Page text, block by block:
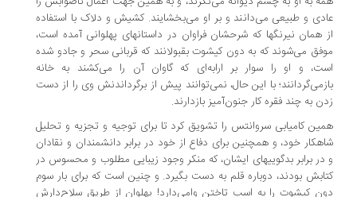
و طبیعی می‌دانند و بر او می‌بخشایند. کشیش و دلاک با استفاده
همان نیرنگها که شرحشان فراوان در داستانهای پهلوانی آمده است،
می‌شوند که به دون کیشوت بقبولانند که قربانی سحر و جادو شده
و او را سوار بر ارابه‌ای که گاوان آن را می‌کشند به خانه
با این حال، نمی‌توانند پیش از برگرداندنش وی را از دست
به چند فقره کار جنون‌آمیز بازدارند.
کامیابی سروانتس را تشویق کرد تا برای توجیه و تجزیه و تحلیل
خود، و همچنین برای دفاع از خود در برابر دانشمندان و نقادان
برابر بدگوییهای ایشان، که منکر وجود زیبایی مطلوب و محسوس در
بودند، دوباره قلم به دست بگیرد. و چنین است که برای بار سوم
کیشوت را به اسب تاختن وامی‌دارد! پهلوان از طریق سلاح‌دارش